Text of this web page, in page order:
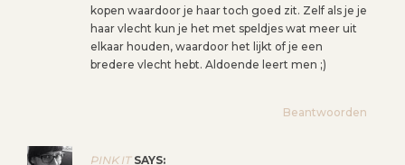
kopen waardoor je haar toch goed zit. Zelf als je je
haar vlecht kun je het met speldjes wat meer uit
elkaar houden, waardoor het lijkt of je een
bredere vlecht hebt. Aldoende leert men ;)
Beantwoorden
PINK IT SAYS: